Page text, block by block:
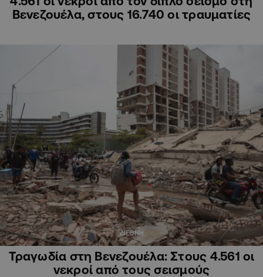
Βενεζουέλα, στους 16.740 οι τραυματίες
ΔΙΕΘΝΗ
Τραγωδία στη Βενεζουέλα: Στους 4.561 οι
νεκροί από τους σεισμούς